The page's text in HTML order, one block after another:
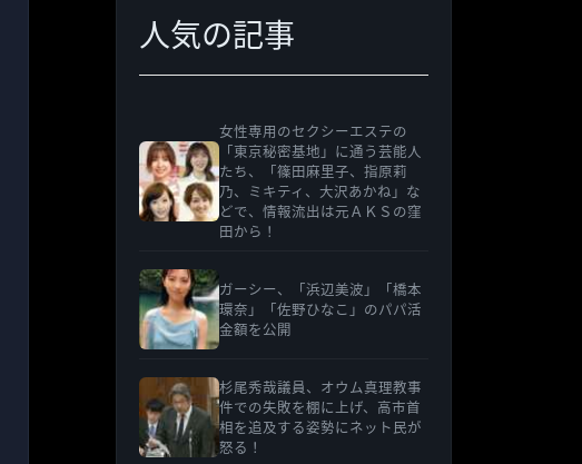
人気の記事
女性専用のセクシーエステの
「東京秘密基地」に通う芸能人
たち、「篠田麻里子、指原莉
乃、ミキティ、大沢あかね」な
どで、情報流出は元ＡＫＳの窪
田から！
ガーシー、「浜辺美波」「橋本
環奈」「佐野ひなこ」のパパ活
金額を公開
杉尾秀哉議員、オウム真理教事
件での失敗を棚に上げ、高市首
相を追及する姿勢にネット民が
怒る！